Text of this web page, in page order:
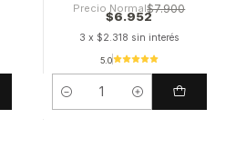
Precio Normal$7.900
$6.952
3 x $2.318 sin interés
5.0
Cantidad